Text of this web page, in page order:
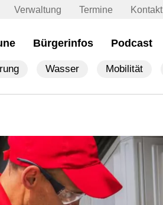
Verwaltung Termine Kontakt
Bürgerinfos Podcast
Wasser Mobilität